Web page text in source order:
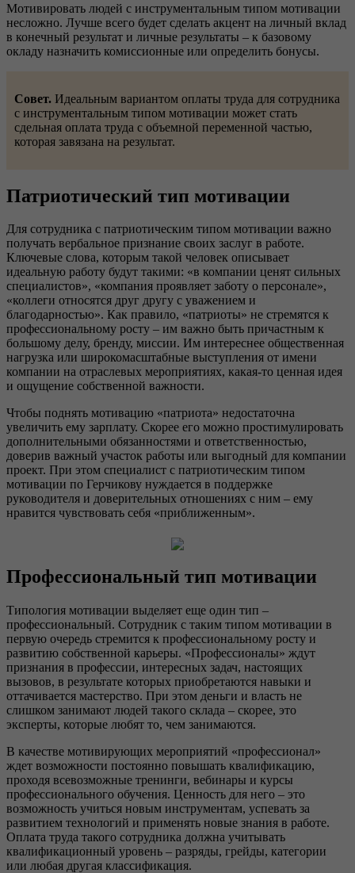
Мотивировать людей с инструментальным типом мотивации
несложно. Лучше всего будет сделать акцент на личный вклад
в конечный результат и личные результаты – к базовому
окладу назначить комиссионные или определить бонусы.
Совет. Идеальным вариантом оплаты труда для сотрудника
с инструментальным типом мотивации может стать
сдельная оплата труда с объемной переменной частью,
которая завязана на результат.
Патриотический тип мотивации
Для сотрудника с патриотическим типом мотивации важно
получать вербальное признание своих заслуг в работе.
Ключевые слова, которым такой человек описывает
идеальную работу будут такими: «в компании ценят сильных
специалистов», «компания проявляет заботу о персонале»,
«коллеги относятся друг другу с уважением и
благодарностью». Как правило, «патриоты» не стремятся к
профессиональному росту – им важно быть причастным к
большому делу, бренду, миссии. Им интереснее общественная
нагрузка или широкомасштабные выступления от имени
компании на отраслевых мероприятиях, какая-то ценная идея
и ощущение собственной важности.
Чтобы поднять мотивацию «патриота» недостаточна
увеличить ему зарплату. Скорее его можно простимулировать
дополнительными обязанностями и ответственностью,
доверив важный участок работы или выгодный для компании
проект. При этом специалист с патриотическим типом
мотивации по Герчикову нуждается в поддержке
руководителя и доверительных отношениях с ним – ему
нравится чувствовать себя «приближенным».
Профессиональный тип мотивации
Типология мотивации выделяет еще один тип –
профессиональный. Сотрудник с таким типом мотивации в
первую очередь стремится к профессиональному росту и
развитию собственной карьеры. «Профессионалы» ждут
признания в профессии, интересных задач, настоящих
вызовов, в результате которых приобретаются навыки и
оттачивается мастерство. При этом деньги и власть не
слишком занимают людей такого склада – скорее, это
эксперты, которые любят то, чем занимаются.
В качестве мотивирующих мероприятий «профессионал»
ждет возможности постоянно повышать квалификацию,
проходя всевозможные тренинги, вебинары и курсы
профессионального обучения. Ценность для него – это
возможность учиться новым инструментам, успевать за
развитием технологий и применять новые знания в работе.
Оплата труда такого сотрудника должна учитывать
квалификационный уровень – разряды, грейды, категории
или любая другая классификация.